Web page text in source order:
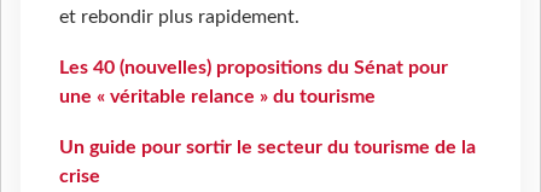
et rebondir plus rapidement.
Les 40 (nouvelles) propositions du Sénat pour
une « véritable relance » du tourisme
Un guide pour sortir le secteur du tourisme de la
crise